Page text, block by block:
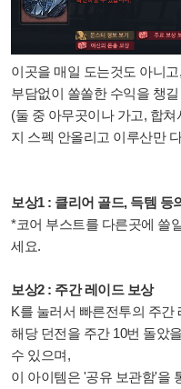
이곳을 매일 도는것도 아니고,
부담없이 쏠쏠한 수익을 챙
(둘 중 아무곳이나 가고, 합
지 스펙 안올리고 이루산만
보상1 : 클리어 골드, 득템 등
*코어 부스트를 다른곳에 쓸
세요.
보상2 : 주간 레이드 보상
K를 눌러서 빠른전투의 주간
해당 던전을 주간 10번 돌았
수 있으며,
이 아이템은 '공유 보관함'을